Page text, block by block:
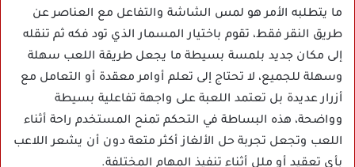
ما يتطلبه الأمر هو لمس الشاشة والتفاعل مع العناصر عن
طريق النقر فقط، تقوم باختيار المسمار الذي تود فكه ثم تنقله
إلى مكان جديد بلمسة بسيطة ما يجعل طريقة اللعب سهلة
وسهلة للجميع، لا تحتاج إلى تعلم أوامر معقدة أو التعامل مع
أزرار عديدة بل تعتمد اللعبة على واجهة تفاعلية بسيطة
وواضحة، هذه البساطة في التحكم تمنح المستخدم راحة أثناء
اللعب وتجعل تجربة حل الألغاز أكثر متعة دون أن يشعر اللاعب
بأي تعقيد أو ملل أثناء تنفيذ المهام المختلفة.